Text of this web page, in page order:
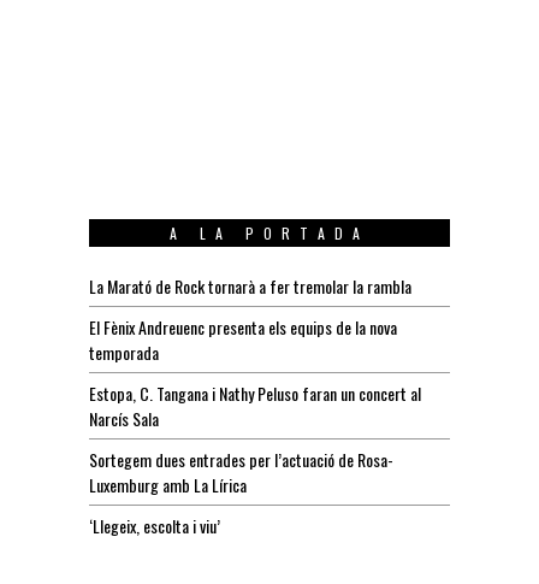
A LA PORTADA
La Marató de Rock tornarà a fer tremolar la rambla
El Fènix Andreuenc presenta els equips de la nova
temporada
Estopa, C. Tangana i Nathy Peluso faran un concert al
Narcís Sala
Sortegem dues entrades per l’actuació de Rosa-
Luxemburg amb La Lírica
‘Llegeix, escolta i viu’